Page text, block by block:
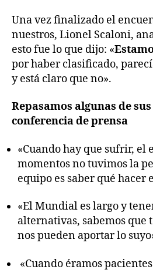
Una vez finalizado el
nuestros, Lionel Scaloni,
esto fue lo que dijo: «
por haber clasificado,
y está claro que no».
Repasamos algunas de
conferencia de prensa
«Cuando hay que sufrir, el
momentos no tuvimos la
equipo es saber qué hacer
«El Mundial es largo y
alternativas, sabemos que
nos pueden aportar lo
«Cuando éramos